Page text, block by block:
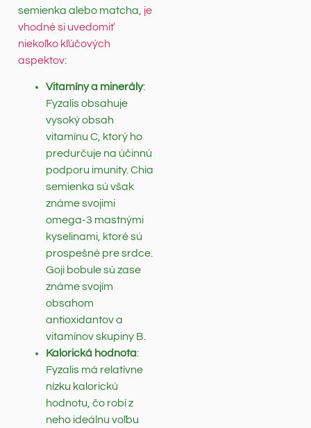
semienka alebo matcha, je
vhodné si uvedomiť
niekoľko kľúčových
aspektov:
Vitamíny a minerály:
Fyzalis obsahuje
vysoký obsah
vitamínu C, ktorý ho
predurčuje na účinnú
podporu imunity. Chia
semienka sú však
známe svojimi
omega-3 mastnými
kyselinami, ktoré sú
prospešné pre srdce.
Goji bobule sú zase
známe svojím
obsahom
antioxidantov a
vitamínov skupiny B.
Kalorická hodnota:
Fyzalis má relatívne
nízku kalorickú
hodnotu, čo robí z
neho ideálnu voľbu